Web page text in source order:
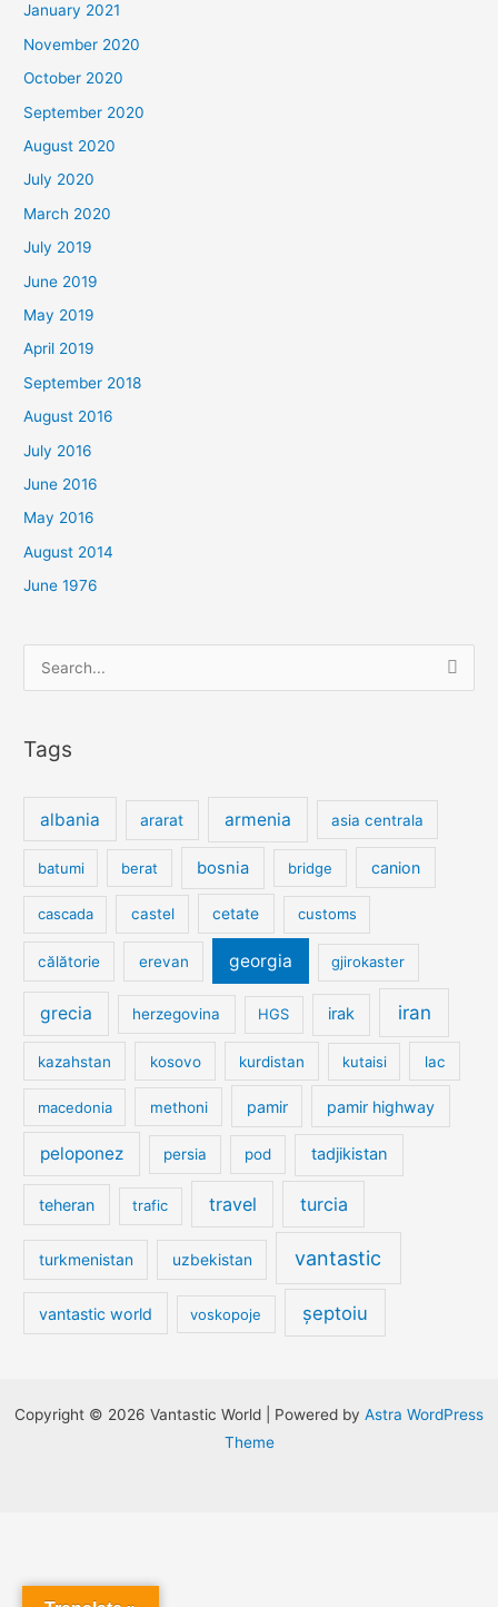
January 2021
November 2020
October 2020
September 2020
August 2020
July 2020
March 2020
July 2019
June 2019
May 2019
April 2019
September 2018
August 2016
July 2016
June 2016
May 2016
August 2014
June 1976
for:
Tags
albania ararat armenia asia centrala
batumi berat bosnia bridge canion
cascada castel cetate customs
călătorie erevan georgia gjirokaster
grecia herzegovina HGS irak iran
kazahstan kosovo kurdistan kutaisi lac
macedonia methoni pamir pamir highway
peloponez persia pod tadjikistan
teheran trafic travel turcia
turkmenistan uzbekistan vantastic
vantastic world voskopoje șeptoiu
Copyright © 2026 Vantastic World | Powered by Astra WordPress
Theme